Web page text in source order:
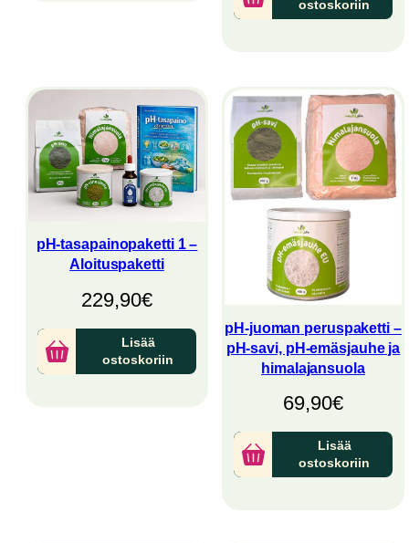
ostoskoriin
pH-tasapainopaketti 1 –
Aloituspaketti
229,90€
Lisää
ostoskoriin
pH-juoman peruspaketti –
pH-savi, pH-emäsjauhe ja
himalajansuola
69,90€
Lisää
ostoskoriin